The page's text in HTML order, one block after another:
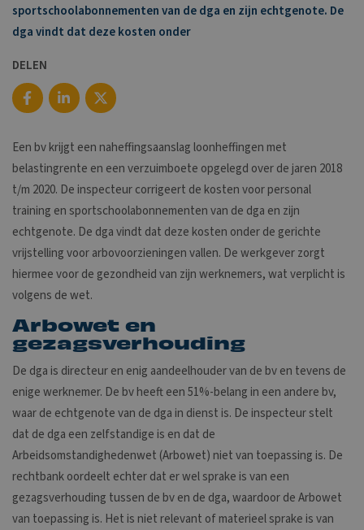
sportschoolabonnementen van de dga en zijn echtgenote. De
dga vindt dat deze kosten onder
DELEN
Een bv krijgt een naheffingsaanslag loonheffingen met
belastingrente en een verzuimboete opgelegd over de jaren 2018
t/m 2020. De inspecteur corrigeert de kosten voor personal
training en sportschoolabonnementen van de dga en zijn
echtgenote. De dga vindt dat deze kosten onder de gerichte
vrijstelling voor arbovoorzieningen vallen. De werkgever zorgt
hiermee voor de gezondheid van zijn werknemers, wat verplicht is
volgens de wet.
Arbowet en
gezagsverhouding
De dga is directeur en enig aandeelhouder van de bv en tevens de
enige werknemer. De bv heeft een 51%-belang in een andere bv,
waar de echtgenote van de dga in dienst is. De inspecteur stelt
dat de dga een zelfstandige is en dat de
Arbeidsomstandighedenwet (Arbowet) niet van toepassing is. De
rechtbank oordeelt echter dat er wel sprake is van een
gezagsverhouding tussen de bv en de dga, waardoor de Arbowet
van toepassing is. Het is niet relevant of materieel sprake is van